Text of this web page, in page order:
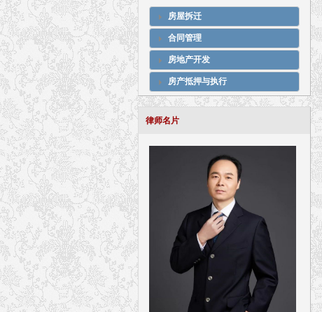
房屋拆迁
合同管理
房地产开发
房产抵押与执行
律师名片